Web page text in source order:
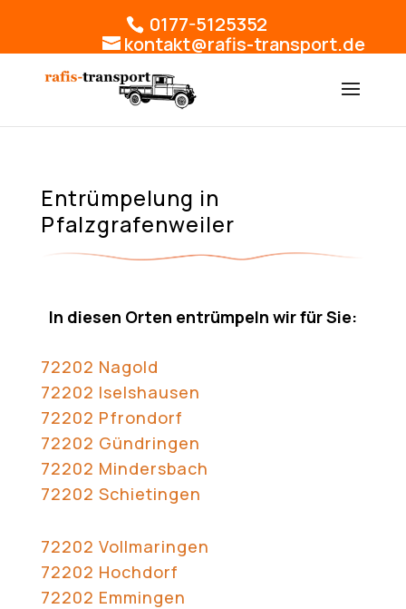
0177-5125352
kontakt@rafis-transport.de
Entrümpelung in
Pfalzgrafenweiler
In diesen Orten entrümpeln wir für Sie:
72202 Nagold
72202 Iselshausen
72202 Pfrondorf
72202 Gündringen
72202 Mindersbach
72202 Schietingen
72202 Vollmaringen
72202 Hochdorf
72202 Emmingen